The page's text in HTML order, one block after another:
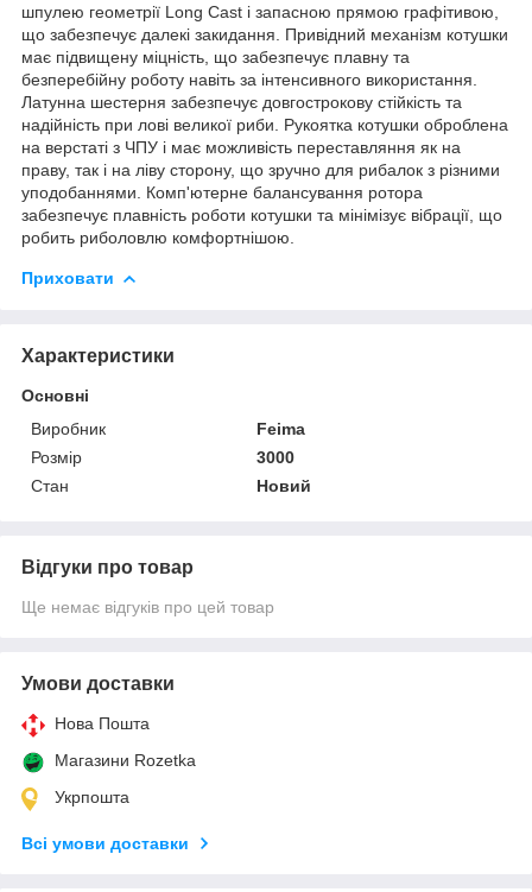
шпулею геометрії Long Cast і запасною прямою графітивою,
що забезпечує далекі закидання. Привідний механізм котушки
має підвищену міцність, що забезпечує плавну та
безперебійну роботу навіть за інтенсивного використання.
Латунна шестерня забезпечує довгострокову стійкість та
надійність при лові великої риби. Рукоятка котушки оброблена
на верстаті з ЧПУ і має можливість переставляння як на
праву, так і на ліву сторону, що зручно для рибалок з різними
уподобаннями. Комп'ютерне балансування ротора
забезпечує плавність роботи котушки та мінімізує вібрації, що
робить риболовлю комфортнішою.
Приховати
Характеристики
Основні
Виробник
Feima
Розмір
3000
Стан
Новий
Відгуки про товар
Ще немає відгуків про цей товар
Умови доставки
Нова Пошта
Магазини Rozetka
Укрпошта
Всі умови доставки